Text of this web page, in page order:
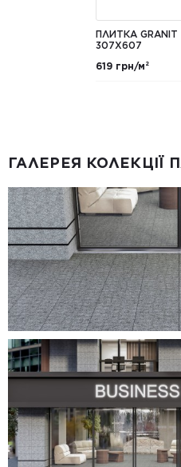
ПЛИТКА
307Х607
619 грн/м²
ГАЛЕРЕЯ КОЛЕКЦІЇ